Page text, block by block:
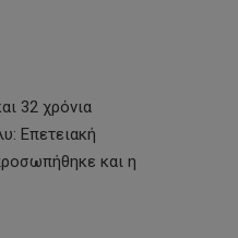
32 χρόνια
Eπετειακή
και η